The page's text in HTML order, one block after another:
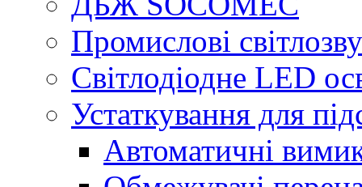
Промислові
Світлодіодне LED
Устаткування для
Автоматичні